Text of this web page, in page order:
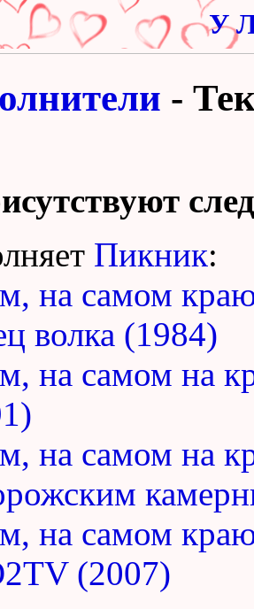
У
-
Пикник:
на самом
волка (1984)
на самом на
на самом на
на самом
(2007)